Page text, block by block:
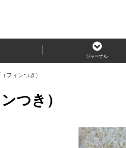
ジャーナル
フィンつき）
つき）